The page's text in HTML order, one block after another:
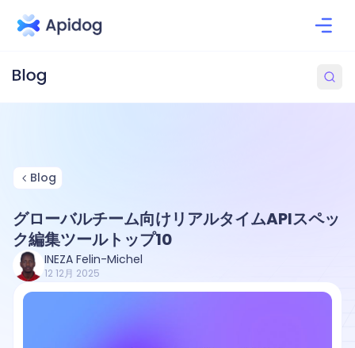
Blog
グローバルチーム向けリアルタイムAPIスペッ
ク編集ツールトップ10
INEZA Felin-Michel
12 12月 2025